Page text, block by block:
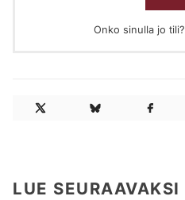
Onko sinulla jo tili?
LUE SEURAAVAKSI